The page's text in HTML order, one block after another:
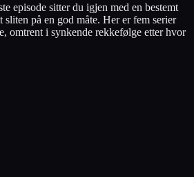
episode sitter du igjen med en bestemt
på en god måte. Her er fem serier
omtrent i synkende rekkefølge etter hvor